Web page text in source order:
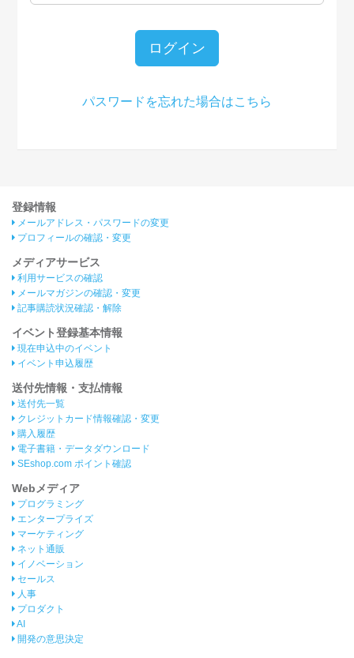
ログイン
パスワードを忘れた場合はこちら
登録情報
メールアドレス・パスワードの変更
プロフィールの確認・変更
メディアサービス
利用サービスの確認
メールマガジンの確認・変更
記事購読状況確認・解除
イベント登録基本情報
現在申込中のイベント
イベント申込履歴
送付先情報・支払情報
送付先一覧
クレジットカード情報確認・変更
購入履歴
電子書籍・データダウンロード
SEshop.com ポイント確認
Webメディア
プログラミング
エンタープライズ
マーケティング
ネット通販
イノベーション
セールス
人事
プロダクト
AI
開発の意思決定